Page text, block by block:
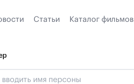
Статьи Каталог фильмов